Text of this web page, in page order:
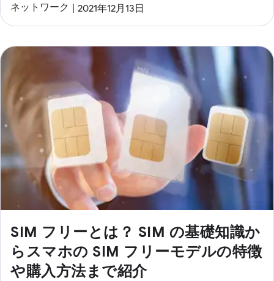
ネットワーク 2021年12月13日
SIM フリーとは？ SIM の基礎知識か
らスマホの SIM フリーモデルの特徴
や購入方法まで紹介